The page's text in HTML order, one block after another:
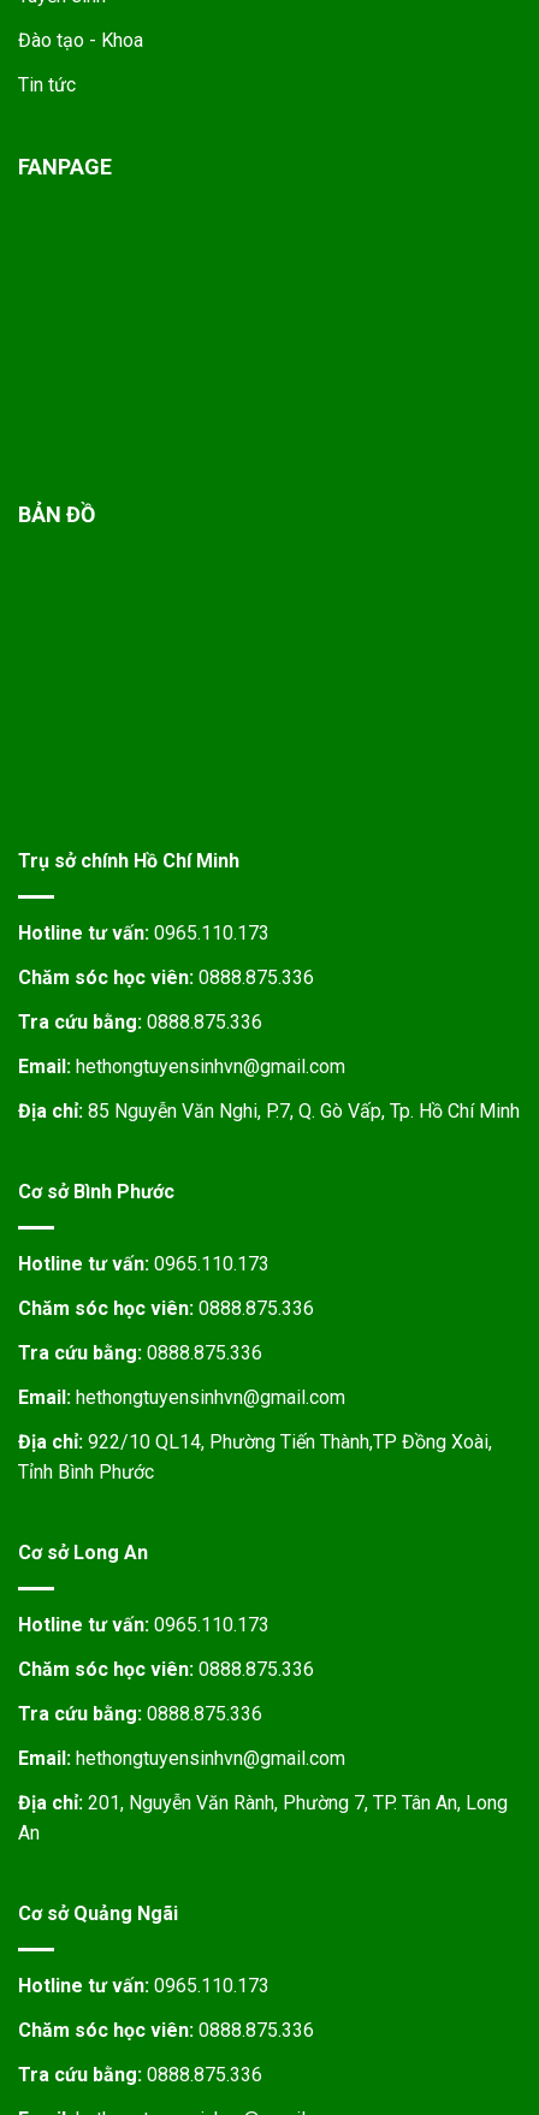
Đào tạo - Khoa
Tin tức
FANPAGE
BẢN ĐỒ
Trụ sở chính Hồ Chí Minh
Hotline tư vấn: 0965.110.173
Chăm sóc học viên: 0888.875.336
Tra cứu bằng: 0888.875.336
Email: hethongtuyensinhvn@gmail.com
Địa chỉ: 85 Nguyễn Văn Nghi, P.7, Q. Gò Vấp, Tp. Hồ Chí Minh
Cơ sở Bình Phước
Hotline tư vấn: 0965.110.173
Chăm sóc học viên: 0888.875.336
Tra cứu bằng: 0888.875.336
Email: hethongtuyensinhvn@gmail.com
Địa chỉ: 922/10 QL14, Phường Tiến Thành,TP Đồng Xoài,
Tỉnh Bình Phước
Cơ sở Long An
Hotline tư vấn: 0965.110.173
Chăm sóc học viên: 0888.875.336
Tra cứu bằng: 0888.875.336
Email: hethongtuyensinhvn@gmail.com
Địa chỉ: 201, Nguyễn Văn Rành, Phường 7, TP. Tân An, Long
An
Cơ sở Quảng Ngãi
Hotline tư vấn: 0965.110.173
Chăm sóc học viên: 0888.875.336
Tra cứu bằng: 0888.875.336